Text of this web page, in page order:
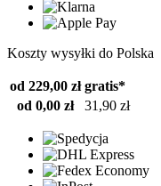
Koszty wysyłki do Polska
od 229,00 zł gratis*
od 0,00 zł
31,90 zł